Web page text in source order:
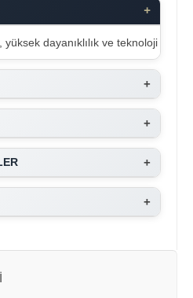
+
dayanıklılık ve teknoloji ile
+
+
+
+